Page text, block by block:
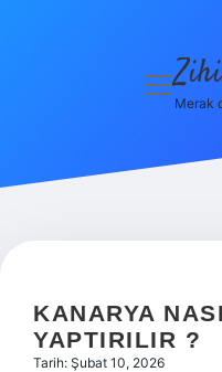
Politikası
menüyü
Merak
KANARYA
YAPTIRILIR ?
Tarih: Şubat 10, 2026